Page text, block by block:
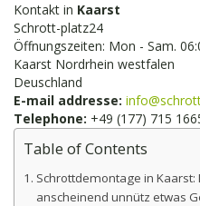
Kontakt in Kaarst
Schrott-platz24
Öffnungszeiten: Mon - Sam.
Kaarst Nordrhein westfalen
Deuschland
E-mail addresse:
Telephone: +49 (177) 715
Table of Contents
Schrottdemontage in Kaarst:
anscheinend unnütz etwas